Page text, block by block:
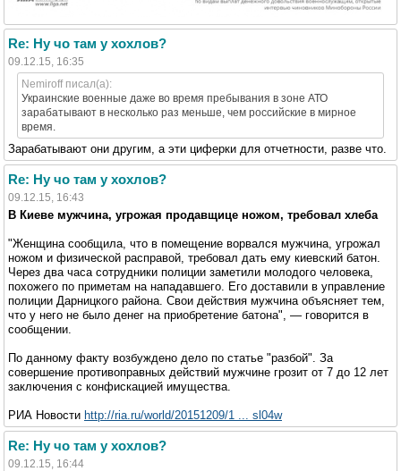
Re: Ну чо там у хохлов?
09.12.15, 16:35
Nemiroff писал(а):
Украинские военные даже во время пребывания в зоне АТО
зарабатывают в несколько раз меньше, чем российские в мирное
время.
Зарабатывают они другим, а эти циферки для отчетности, разве что.
Re: Ну чо там у хохлов?
09.12.15, 16:43
В Киеве мужчина, угрожая продавщице ножом, требовал хлеба
"Женщина сообщила, что в помещение ворвался мужчина, угрожал
ножом и физической расправой, требовал дать ему киевский батон.
Через два часа сотрудники полиции заметили молодого человека,
похожего по приметам на нападавшего. Его доставили в управление
полиции Дарницкого района. Свои действия мужчина объясняет тем,
что у него не было денег на приобретение батона", — говорится в
сообщении.
По данному факту возбуждено дело по статье "разбой". За
совершение противоправных действий мужчине грозит от 7 до 12 лет
заключения с конфискацией имущества.
РИА Новости http://ria.ru/world/20151209/1 ... sl04w
Re: Ну чо там у хохлов?
09.12.15, 16:44